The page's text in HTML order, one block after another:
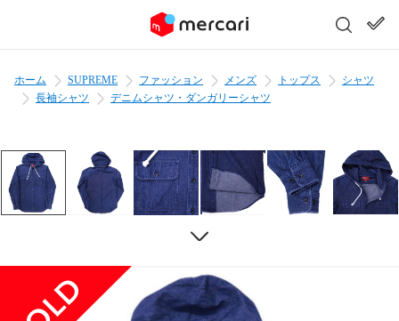
ホーム SUPREME ファッション メンズ トップス
シャツ
長袖シャツ
デニムシャツ・ダンガリーシャツ